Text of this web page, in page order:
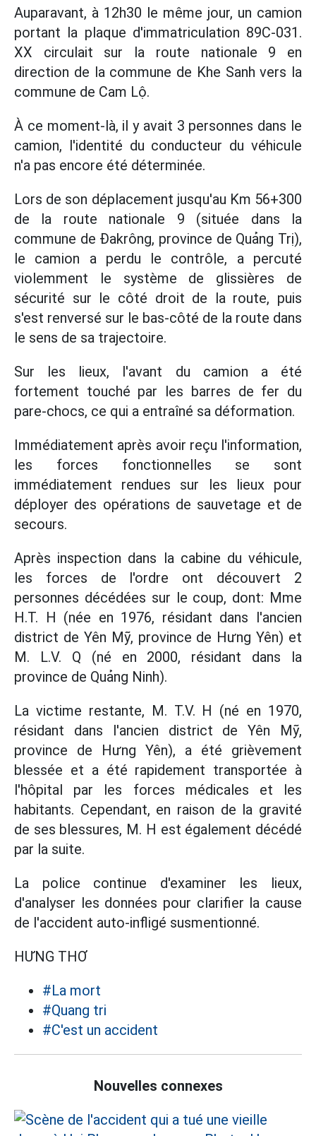
Auparavant, à 12h30 le même jour, un camion
portant la plaque d'immatriculation 89C-031.
XX circulait sur la route nationale 9 en
direction de la commune de Khe Sanh vers la
commune de Cam Lộ.
À ce moment-là, il y avait 3 personnes dans le
camion, l'identité du conducteur du véhicule
n'a pas encore été déterminée.
Lors de son déplacement jusqu'au Km 56+300
de la route nationale 9 (située dans la
commune de Đakrông, province de Quảng Trị),
le camion a perdu le contrôle, a percuté
violemment le système de glissières de
sécurité sur le côté droit de la route, puis
s'est renversé sur le bas-côté de la route dans
le sens de sa trajectoire.
Sur les lieux, l'avant du camion a été
fortement touché par les barres de fer du
pare-chocs, ce qui a entraîné sa déformation.
Immédiatement après avoir reçu l'information,
les forces fonctionnelles se sont
immédiatement rendues sur les lieux pour
déployer des opérations de sauvetage et de
secours.
Après inspection dans la cabine du véhicule,
les forces de l'ordre ont découvert 2
personnes décédées sur le coup, dont: Mme
H.T. H (née en 1976, résidant dans l'ancien
district de Yên Mỹ, province de Hưng Yên) et
M. L.V. Q (né en 2000, résidant dans la
province de Quảng Ninh).
La victime restante, M. T.V. H (né en 1970,
résidant dans l'ancien district de Yên Mỹ,
province de Hưng Yên), a été grièvement
blessée et a été rapidement transportée à
l'hôpital par les forces médicales et les
habitants. Cependant, en raison de la gravité
de ses blessures, M. H est également décédé
par la suite.
La police continue d'examiner les lieux,
d'analyser les données pour clarifier la cause
de l'accident auto-infligé susmentionné.
HƯNG THƠ
#La mort
#Quang tri
#C'est un accident
Nouvelles connexes